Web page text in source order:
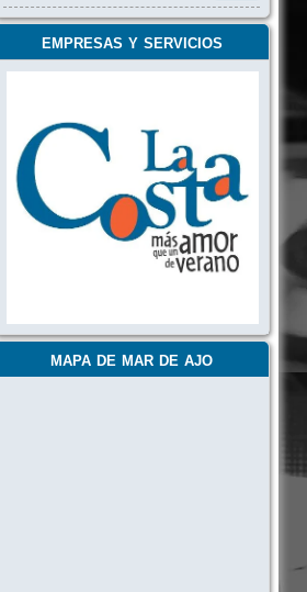
empresas y servicios
mapa de mar de ajo